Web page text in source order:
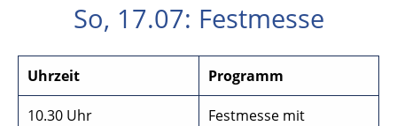
So, 17.07: Festmesse
Uhrzeit Programm
10.30 Uhr
Festmesse mit